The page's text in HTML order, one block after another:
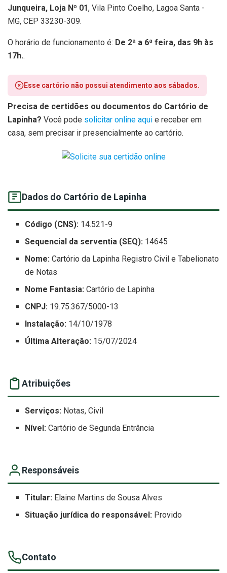
Junqueira, Loja Nº 01, Vila Pinto Coelho, Lagoa Santa -
MG, CEP 33230-309.
O horário de funcionamento é: De 2ª a 6ª feira, das 9h às
17h..
Esse cartório não possui atendimento aos sábados.
Precisa de certidões ou documentos do Cartório de
Lapinha? Você pode solicitar online aqui e receber em
casa, sem precisar ir presencialmente ao cartório.
Dados do Cartório de Lapinha
Código (CNS): 14.521-9
Sequencial da serventia (SEQ): 14645
Nome: Cartório da Lapinha Registro Civil e Tabelionato
de Notas
Nome Fantasia: Cartório de Lapinha
CNPJ: 19.75.367/5000-13
Instalação: 14/10/1978
Última Alteração: 15/07/2024
Atribuições
Serviços: Notas, Civil
Nível: Cartório de Segunda Entrância
Responsáveis
Titular: Elaine Martins de Sousa Alves
Situação jurídica do responsável: Provido
Contato